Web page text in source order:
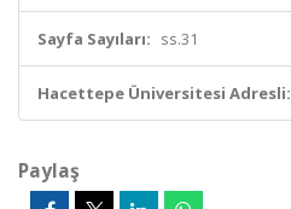
Sayfa Sayıları: ss.31
Hacettepe Üniversitesi Adresli:
Paylaş